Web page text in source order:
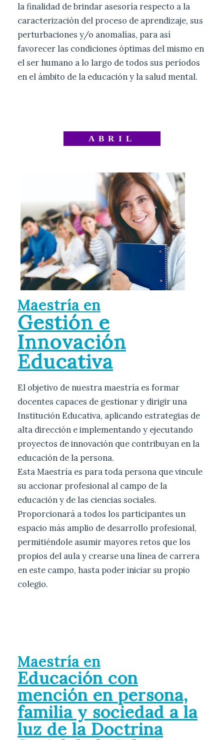
la finalidad de brindar asesoría respecto a la
caracterización del proceso de aprendizaje, sus
perturbaciones y/o anomalías, para así
favorecer las condiciones óptimas del mismo en
el ser humano a lo largo de todos sus períodos
en el ámbito de la educación y la salud mental.
ABRIL
Maestría en
Gestión e
Innovación
Educativa
El objetivo de nuestra maestría es formar
docentes capaces de gestionar y dirigir una
Institución Educativa, aplicando estrategias de
alta dirección e implementando y ejecutando
proyectos de innovación que contribuyan en la
educación de la persona.
Esta Maestría es para toda persona que vincule
su accionar profesional al campo de la
educación y de las ciencias sociales.
Proporcionará a todos los participantes un
espacio más amplio de desarrollo profesional,
permitiéndole asumir mayores retos que los
propios del aula y crearse una línea de carrera
en este campo, hasta poder iniciar su propio
colegio.
Maestría en
Educación con
mención en persona,
familia y sociedad a la
luz de la Doctrina